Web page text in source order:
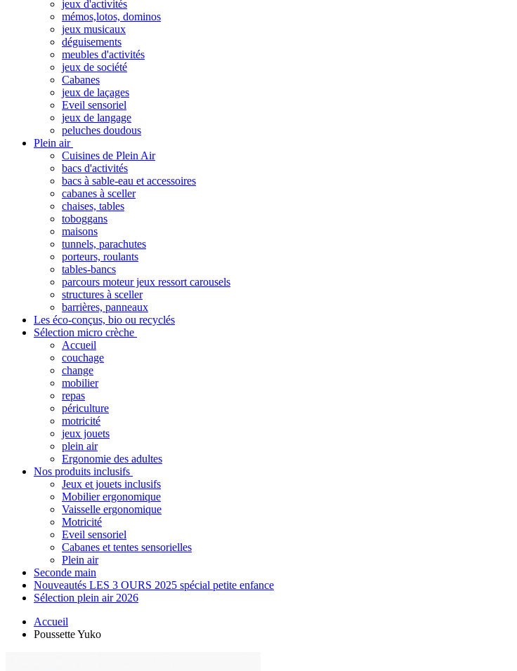
jeux d'activités
mémos,lotos, dominos
jeux musicaux
déguisements
meubles d'activités
jeux de société
Cabanes
jeux de laçages
Eveil sensoriel
jeux de langage
peluches doudous
Plein air
Cuisines de Plein Air
bacs d'activités
bacs à sable-eau et accessoires
cabanes à sceller
chaises, tables
toboggans
maisons
tunnels, parachutes
porteurs, roulants
tables-bancs
parcours moteur jeux ressort carousels
structures à sceller
barrières, panneaux
Les éco-conçus, bio ou recyclés
Sélection micro crèche
Accueil
couchage
change
mobilier
repas
périculture
motricité
jeux jouets
plein air
Ergonomie des adultes
Nos produits inclusifs
Jeux et jouets inclusifs
Mobilier ergonomique
Vaisselle ergonomique
Motricité
Eveil sensoriel
Cabanes et tentes sensorielles
Plein air
Seconde main
Nouveautés LES 3 OURS 2025 spécial petite enfance
Sélection plein air 2026
Accueil
Poussette Yuko